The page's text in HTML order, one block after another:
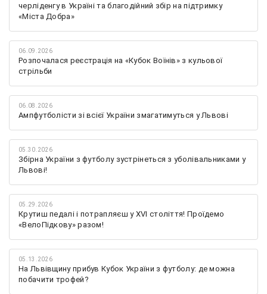
черліденгу в Україні та благодійний збір на підтримку
«Міста Добра»
06.09.2026
Розпочалася реєстрація на «Кубок Воїнів» з кульової
стрільби
06.08.2026
Ампфутболісти зі всієї України змагатимуться у Львові
05.30.2026
Збірна України з футболу зустрінеться з уболівальниками у
Львові!
05.29.2026
Крутиш педалі і потрапляєш у XVI століття! Проїдемо
«ВелоПідкову» разом!
05.13.2026
На Львівщину прибув Кубок України з футболу: де можна
побачити трофей?